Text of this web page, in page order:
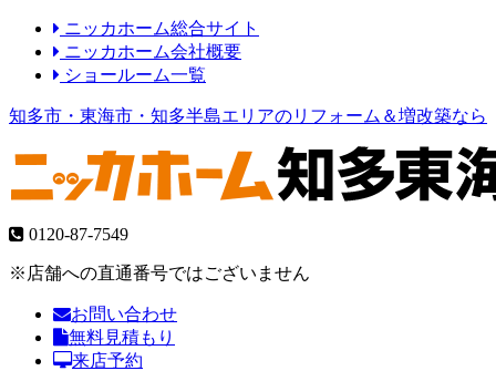
ニッカホーム総合サイト
ニッカホーム会社概要
ショールーム一覧
知多市・東海市・知多半島エリアのリフォーム＆増改築なら
0120-87-7549
※店舗への直通番号ではございません
お問い合わせ
無料見積もり
来店予約